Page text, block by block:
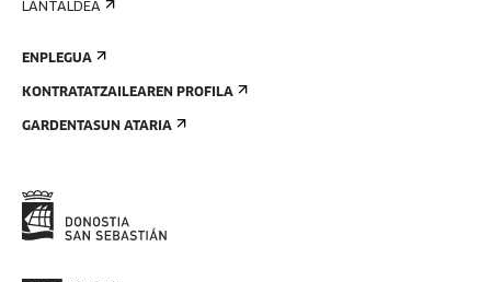
LANTALDEA
ENPLEGUA
KONTRATATZAILEAREN PROFILA
GARDENTASUN ATARIA